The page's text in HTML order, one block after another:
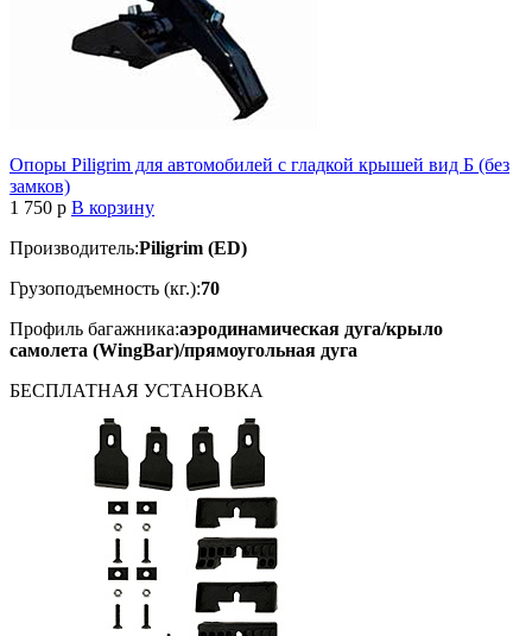
Опоры Piligrim для автомобилей с гладкой крышей вид Б (без
замков)
1 750 p В корзину
Производитель:Piligrim (ED)
Грузоподъемность (кг.):70
Профиль багажника:аэродинамическая дуга/крыло
самолета (WingBar)/прямоугольная дуга
БЕСПЛАТНАЯ УСТАНОВКА